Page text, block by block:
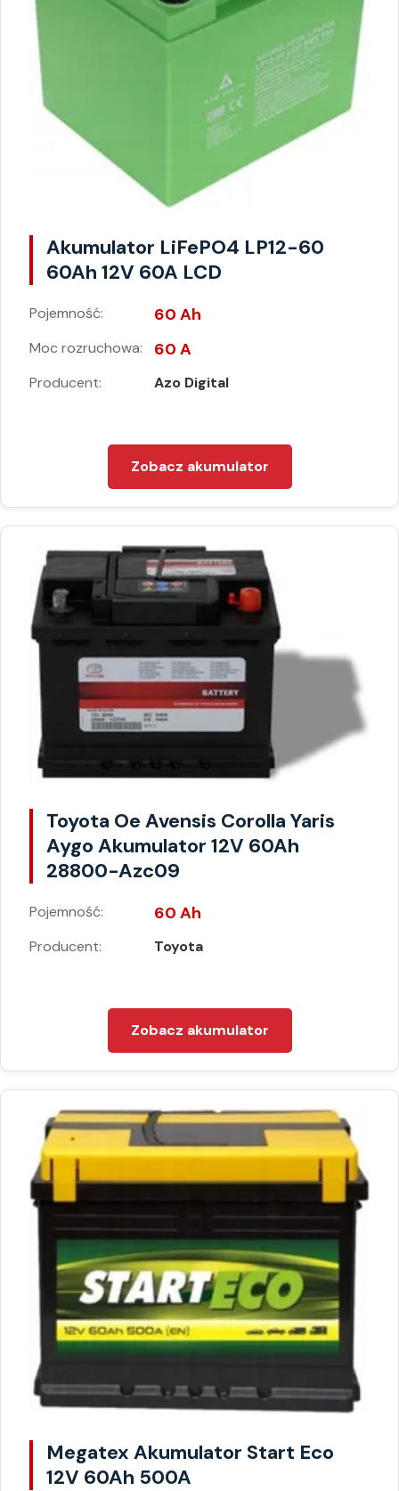
Akumulator LiFePO4 LP12-60
60Ah 12V 60A LCD
Pojemność: 60 Ah
Moc rozruchowa: 60 A
Producent: Azo Digital
Zobacz akumulator
Toyota Oe Avensis Corolla Yaris
Aygo Akumulator 12V 60Ah
28800-Azc09
Pojemność: 60 Ah
Producent: Toyota
Zobacz akumulator
Megatex Akumulator Start Eco
12V 60Ah 500A